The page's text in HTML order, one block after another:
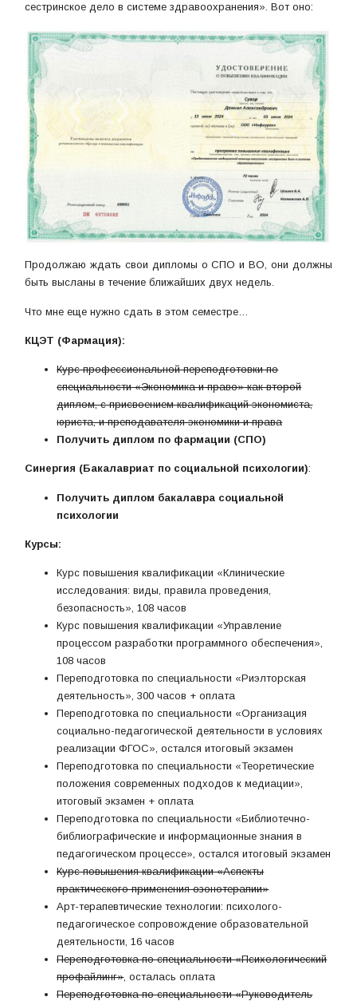
сестринское дело в системе здравоохранения». Вот оно:
Продолжаю ждать свои дипломы о СПО и ВО, они должны
быть высланы в течение ближайших двух недель.
Что мне еще нужно сдать в этом семестре…
КЦЭТ (Фармация):
Курс профессиональной переподготовки по
специальности «Экономика и право» как второй
диплом, с присвоением квалификаций экономиста,
юриста, и преподавателя экономики и права
Получить диплом по фармации (СПО)
Синергия (Бакалавриат по социальной психологии):
Получить диплом бакалавра социальной
психологии
Курсы:
Курс повышения квалификации «Клинические
исследования: виды, правила проведения,
безопасность», 108 часов
Курс повышения квалификации «Управление
процессом разработки программного обеспечения»,
108 часов
Переподготовка по специальности «Риэлторская
деятельность», 300 часов + оплата
Переподготовка по специальности «Организация
социально-педагогической деятельности в условиях
реализации ФГОС», остался итоговый экзамен
Переподготовка по специальности «Теоретические
положения современных подходов к медиации»,
итоговый экзамен + оплата
Переподготовка по специальности «Библиотечно-
библиографические и информационные знания в
педагогическом процессе», остался итоговый экзамен
Курс повышения квалификации «Аспекты
практического применения озонотерапии»
Арт-терапевтические технологии: психолого-
педагогическое сопровождение образовательной
деятельности, 16 часов
Переподготовка по специальности «Психологический
профайлинг», осталась оплата
Переподготовка по специальности «Руководитель